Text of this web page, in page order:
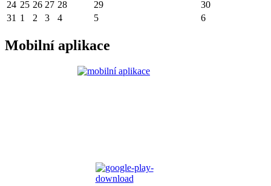
24 25 26 27 28 29
30
31 1 2 3 4 5 6
Mobilní aplikace